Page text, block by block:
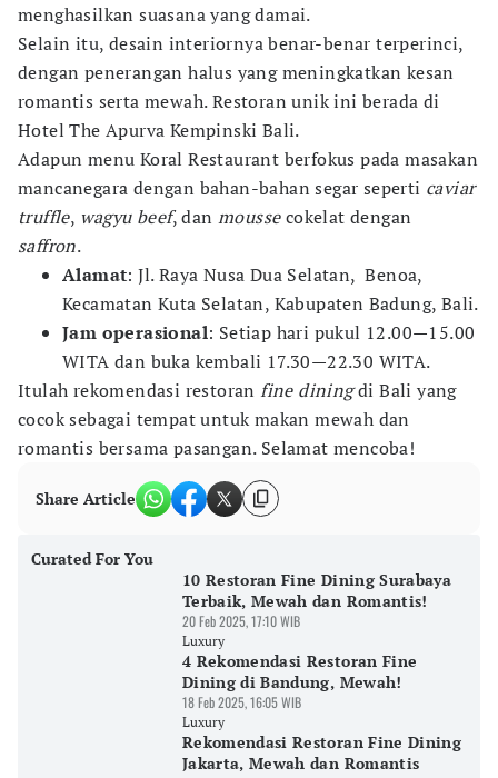
menghasilkan suasana yang damai.
Selain itu, desain interiornya benar-benar terperinci,
dengan penerangan halus yang meningkatkan kesan
romantis serta mewah. Restoran unik ini berada di
Hotel The Apurva Kempinski Bali.
Adapun menu Koral Restaurant berfokus pada masakan
mancanegara dengan bahan-bahan segar seperti caviar
truffle, wagyu beef, danmoussecokelat dengan
saffron.
Alamat: Jl. Raya Nusa Dua Selatan, Benoa,
Kecamatan Kuta Selatan, Kabupaten Badung, Bali.
Jam operasional: Setiap hari pukul 12.00—15.00
WITA dan buka kembali 17.30—22.30 WITA.
Itulah rekomendasi restoranfine diningdi Bali yang
cocok sebagai tempat untuk makan mewah dan
romantis bersama pasangan. Selamat mencoba!
Share Article
Curated For You
10 Restoran Fine Dining Surabaya
Terbaik, Mewah dan Romantis!
20 Feb 2025, 17:10 WIB
Luxury
4 Rekomendasi Restoran Fine
Dining di Bandung, Mewah!
18 Feb 2025, 16:05 WIB
Luxury
Rekomendasi Restoran Fine Dining
Jakarta, Mewah dan Romantis